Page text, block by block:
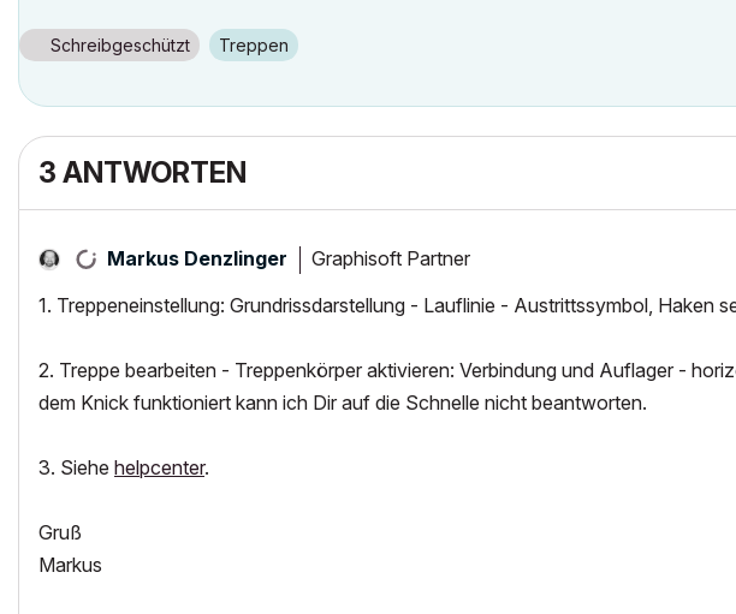
Schreibgeschützt Treppen
3 ANTWORTEN
Markus Denzlinger Graphisoft Partner
1. Treppeneinstellung: Grundrissdarstellung - Lauflinie - Austrittssymbol, Haken
2. Treppe bearbeiten - Treppenkörper aktivieren: Verbindung und Auflager -
dem Knick funktioniert kann ich Dir auf die Schnelle nicht beantworten.
3. Siehe helpcenter.
Gruß
Markus